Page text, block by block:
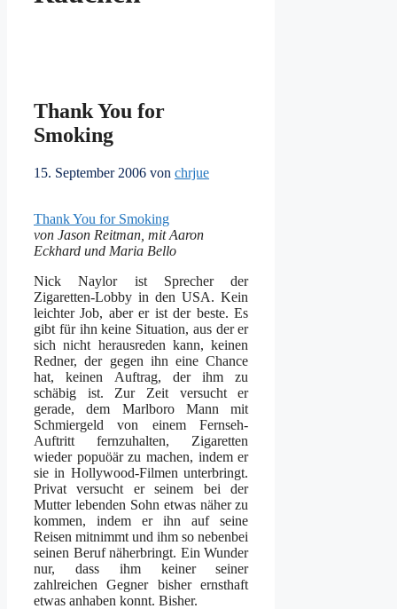
Thank You for
Smoking
15. September 2006 von chrjue
Thank You for Smoking
von Jason Reitman, mit Aaron
Eckhard und Maria Bello
Nick Naylor ist Sprecher der
Zigaretten-Lobby in den USA. Kein
leichter Job, aber er ist der beste. Es
gibt für ihn keine Situation, aus der er
sich nicht herausreden kann, keinen
Redner, der gegen ihn eine Chance
hat, keinen Auftrag, der ihm zu
schäbig ist. Zur Zeit versucht er
gerade, dem Marlboro Mann mit
Schmiergeld von einem Fernseh-
Auftritt fernzuhalten, Zigaretten
wieder popuöär zu machen, indem er
sie in Hollywood-Filmen unterbringt.
Privat versucht er seinem bei der
Mutter lebenden Sohn etwas näher zu
kommen, indem er ihn auf seine
Reisen mitnimmt und ihm so nebenbei
seinen Beruf näherbringt. Ein Wunder
nur, dass ihm keiner seiner
zahlreichen Gegner bisher ernsthaft
etwas anhaben konnt. Bisher.